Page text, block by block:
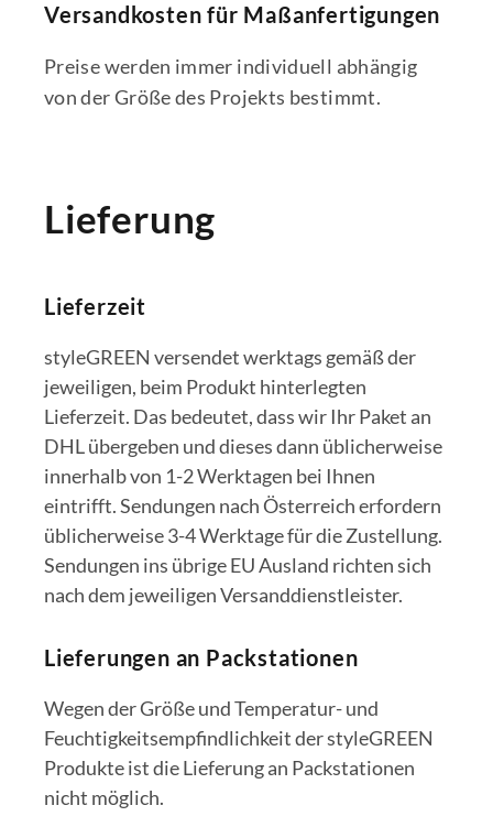
Versandkosten für Maßanfertigungen
Preise werden immer individuell abhängig
von der Größe des Projekts bestimmt.
Lieferung
Lieferzeit
styleGREEN versendet werktags gemäß der
jeweiligen, beim Produkt hinterlegten
Lieferzeit. Das bedeutet, dass wir Ihr Paket an
DHL übergeben und dieses dann üblicherweise
innerhalb von 1-2 Werktagen bei Ihnen
eintrifft. Sendungen nach Österreich erfordern
üblicherweise 3-4 Werktage für die Zustellung.
Sendungen ins übrige EU Ausland richten sich
nach dem jeweiligen Versanddienstleister.
Lieferungen an Packstationen
Wegen der Größe und Temperatur- und
Feuchtigkeitsempfindlichkeit der styleGREEN
Produkte ist die Lieferung an Packstationen
nicht möglich.